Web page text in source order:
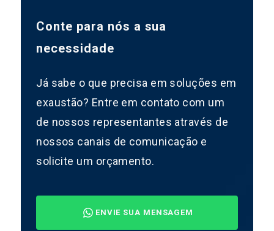
Conte para nós a sua
necessidade
Já sabe o que precisa em soluções em
exaustão? Entre em contato com um
de nossos representantes através de
nossos canais de comunicação e
solicite um orçamento.
ENVIE SUA MENSAGEM